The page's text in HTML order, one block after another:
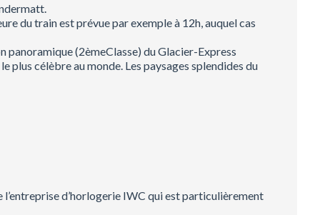
du train est prévue par exemple à 12h, auquel cas
(2èmeClasse) du Glacier-Express
plus célèbre au monde. Les paysages splendides du
d’horlogerie IWC qui est particulièrement